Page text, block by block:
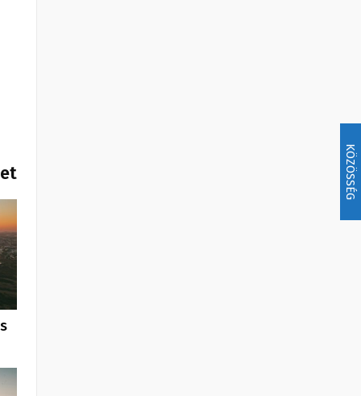
KÖZÖSSÉG